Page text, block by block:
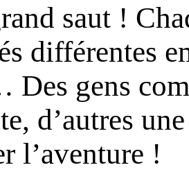
saut !
différentes
Des gens
d’autres
l’aventure !